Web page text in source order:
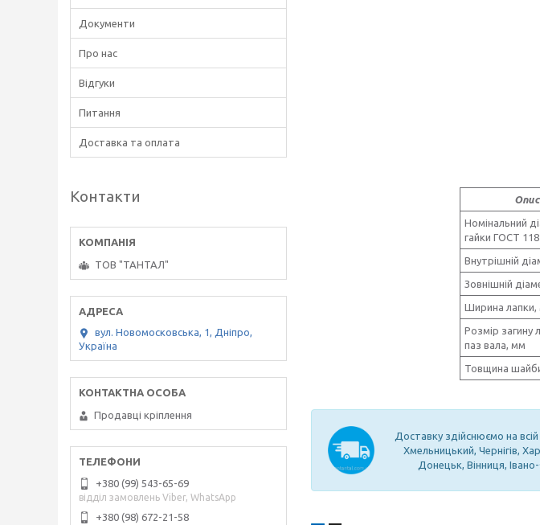
Опис
Номінальний
гайки ГОСТ
Внутрішній
Зовнішній
Ширина лапки,
Розмір загину
паз вала, мм
Товщина
Доставку здійснюємо на
Хмельницький, Чернігів,
Донецьк, Вінниця,
Документи
Про нас
Відгуки
Питання
Доставка та оплата
Контакти
ТОВ "ТАНТАЛ"
вул. Новомосковська, 1, Дніпро,
Україна
Продавці кріплення
+380 (99) 543-65-69
відділ замовлень Viber, WhatsApp
+380 (98) 672-21-58